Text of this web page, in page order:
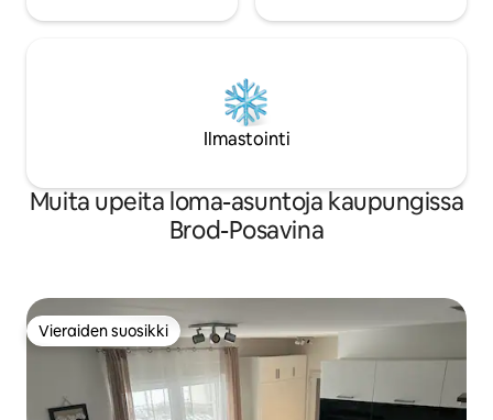
Ilmastointi
Muita upeita loma-asuntoja kaupungissa
Brod-Posavina
Vieraiden suosikki
Vieraiden suosikki